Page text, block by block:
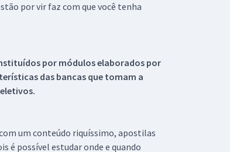
por vir faz com que você tenha
por módulos elaborados por
das bancas que tomam a
um conteúdo riquíssimo, apostilas
é possível estudar onde e quando